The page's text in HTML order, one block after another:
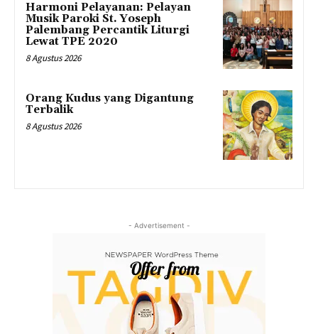
Harmoni Pelayanan: Pelayan
Musik Paroki St. Yoseph
Palembang Percantik Liturgi
Lewat TPE 2020
8 Agustus 2026
Orang Kudus yang Digantung
Terbalik
8 Agustus 2026
- Advertisement -